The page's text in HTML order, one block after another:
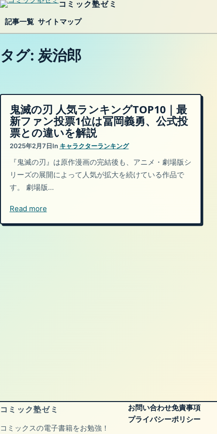
コミック塾ゼミ
記事一覧 サイトマップ
タグ: 炭治郎
鬼滅の刃 人気ランキングTOP10｜最
新ファン投票1位は冨岡義勇、公式投
票との違いを解説
2025年2月7日In キャラクターランキング
『鬼滅の刃』は原作漫画の完結後も、アニメ・劇場版シ
リーズの展開によって人気が拡大を続けている作品で
す。 劇場版…
Read more
コミック塾ゼミ
コミックスの電子書籍をお勉強！
お問い合わせ免責事項
プライバシーポリシー